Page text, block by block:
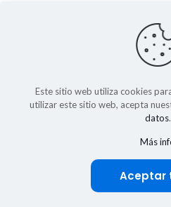
IAB México
Este sitio web utiliza cookies
utilizar este sitio web, acepta
datos.
Más
Aceptar